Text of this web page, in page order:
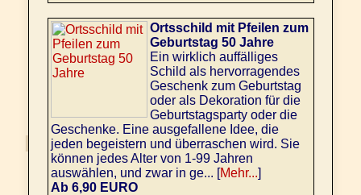
Ortsschild mit Pfeilen zum
Geburtstag 50 Jahre
Ein wirklich auffälliges
Schild als hervorragendes
Geschenk zum Geburtstag
oder als Dekoration für die
Geburtstagsparty oder die
Geschenke. Eine ausgefallene Idee, die
jeden begeistern und überraschen wird. Sie
können jedes Alter von 1-99 Jahren
auswählen, und zwar in ge... [Mehr...]
Ab 6,90 EURO